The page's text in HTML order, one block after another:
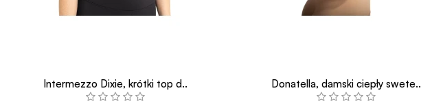
Intermezzo Dixie, krótki top d.. Donatella, damski ciepły swete..